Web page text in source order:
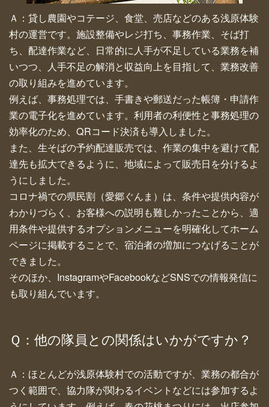
Ａ：貸し農園やコテージ、食堂、売店などのある浅原体験
村の運営です。施設整備やレジ打ち、事務作業、そば打
ち、配達作業など、日常的に人手が不足している業務を補
いつつ、人手不足の解消と収益向上を目指して、業務改善
の取り組みを進めています。
例えば、事務処理では、手書きや郵送だった帳簿・申請作
業の電子化を進めています。利用者の利便性と事務処理の
効率化のため、QRコード決済も導入しました。
また、生そばの予約配達販売では、作業の集中を避けて配
達先も拡大できるように、地域によって販売日を分けるよ
うにしました。
コロナ禍での県民割（愛郷ぐんま）は、条件や提供内容が
わかりづらく、お客様への説明も難しかったことから、適
用条件や提供するオプションメニューを明確化してホーム
ページに掲載することで、宿泊者の増加につなげることが
できました。
そのほか、InstagramやFacebookなどSNSでの情報発信に
も取り組んでいます。
Ｑ：他の隊員との関係はいかがですか？
Ａ：ほとんどが浅原体験村での活動ですが、業務の都合が
つく範囲で、協力隊が関わるイベントなどには参加するよ